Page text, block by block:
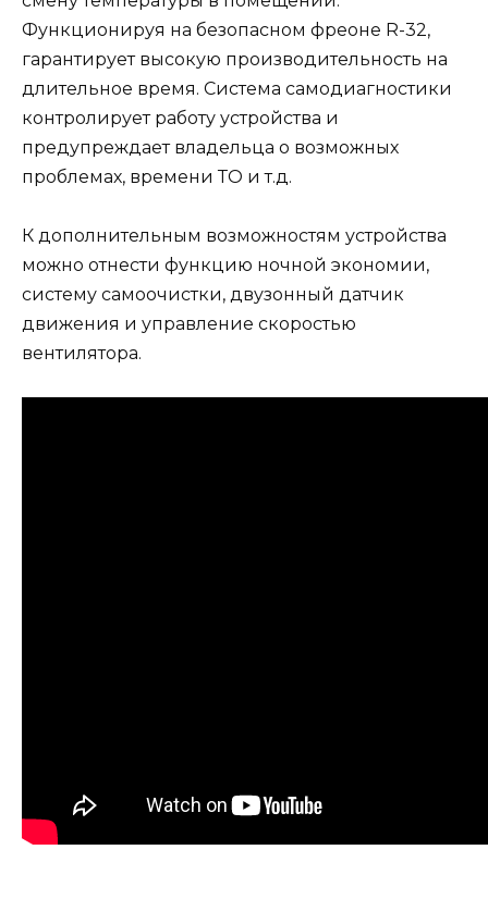
Функционируя на безопасном фреоне R-32,
гарантирует высокую производительность на
длительное время. Система самодиагностики
контролирует работу устройства и
предупреждает владельца о возможных
проблемах, времени ТО и т.д.
К дополнительным возможностям устройства
можно отнести функцию ночной экономии,
систему самоочистки, двузонный датчик
движения и управление скоростью
вентилятора.